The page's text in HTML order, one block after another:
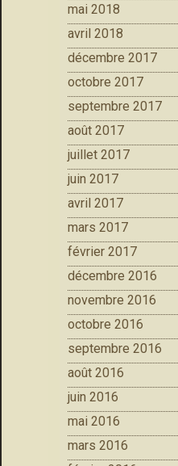
mai 2018
avril 2018
décembre 2017
octobre 2017
septembre 2017
août 2017
juillet 2017
juin 2017
avril 2017
mars 2017
février 2017
décembre 2016
novembre 2016
octobre 2016
septembre 2016
août 2016
juin 2016
mai 2016
mars 2016